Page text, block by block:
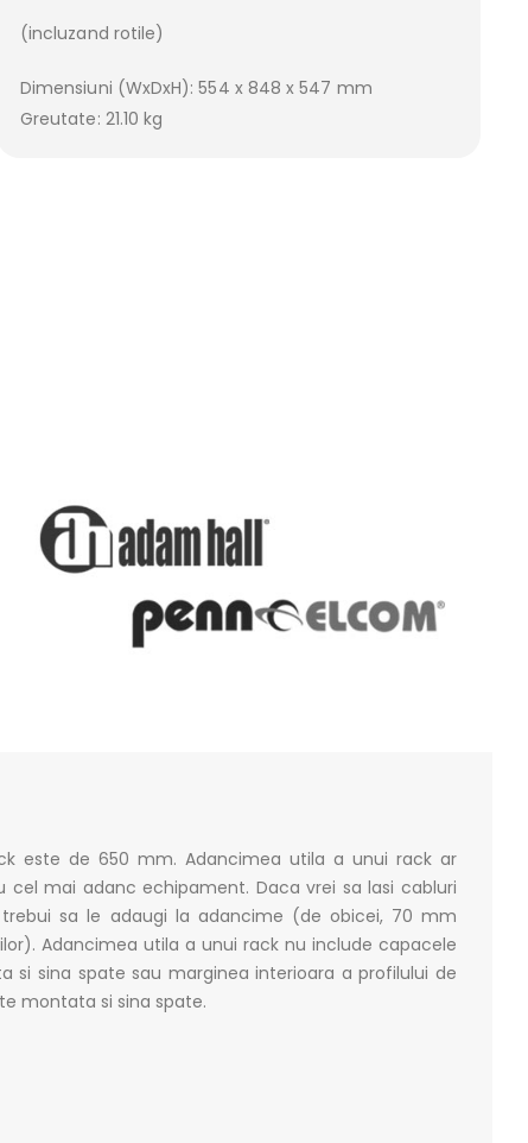
(incluzand rotile)
Dimensiuni (WxDxH): 554 x 848 x 547 mm
Greutate: 21.10 kg
este de 650 mm. Adancimea utila a unui rack ar
mai adanc echipament. Daca vrei sa lasi cabluri
sa le adaugi la adancime (de obicei, 70 mm
Adancimea utila a unui rack nu include capacele
si sina spate sau marginea interioara a profilului de
montata si sina spate.